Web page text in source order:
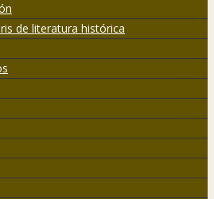
de literatura histórica